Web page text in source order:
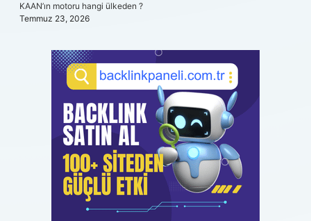
KAAN’ın motoru hangi ülkeden ?
Temmuz 23, 2026